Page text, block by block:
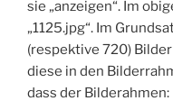
sie „anzeigen“. Im
„1125.jpg“. Im
(respektive 720)
diese in den
dass der Bilderahmen: